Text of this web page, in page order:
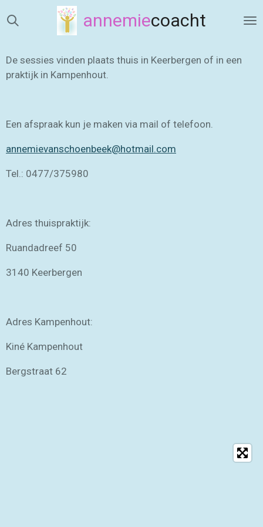
Ga
direct
de
hoofdinhoud
annemiecoacht
De sessies vinden plaats thuis in Keerbergen of in een
praktijk in Kampenhout.
Een afspraak kun je maken via mail of telefoon.
annemievanschoenbeek@hotmail.com
Tel.: 0477/375980
Adres thuispraktijk:
Ruandadreef 50
3140 Keerbergen
Adres Kampenhout:
Kiné Kampenhout
Bergstraat 62